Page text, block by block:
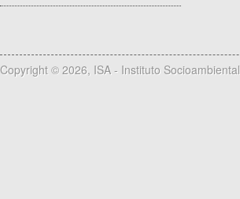
Copyright © 2026, ISA - Instituto Socioambiental